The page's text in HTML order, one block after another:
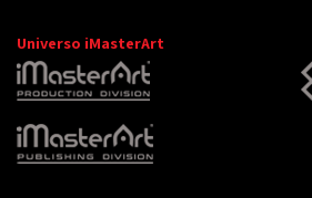
Universo iMasterArt